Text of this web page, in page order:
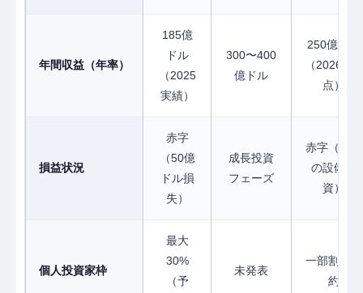
年間収益（年率）
185億
ドル
（2025
実績）
300〜400
億ドル
250億ドル
（2026.2時
点）
損益状況
赤字
（50億
ドル損
失）
成長投資
フェーズ
赤字（巨額
の設備投
資）
個人投資家枠
最大
30%
（予
未発表
一部割当確
約